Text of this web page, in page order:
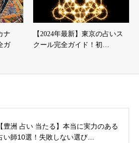
ナ
ガ
【2024年最新】東京の占いス
クール完全ガイド！初…
【豊洲 占い 当たる】本当に実力のある
い師10選！失敗しない選び…